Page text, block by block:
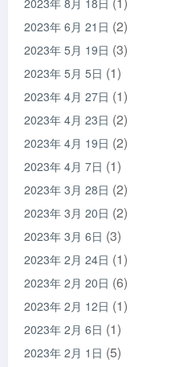
2023年 8月 18日
2023年 6月 21日 (2)
2023年 5月 19日 (3)
2023年 5月 5日 (1)
2023年 4月 27日 (1)
2023年 4月 23日 (2)
2023年 4月 19日 (2)
2023年 4月 7日 (1)
2023年 3月 28日 (2)
2023年 3月 20日 (2)
2023年 3月 6日 (3)
2023年 2月 24日 (1)
2023年 2月 20日 (6)
2023年 2月 12日 (1)
2023年 2月 6日 (1)
2023年 2月 1日 (5)